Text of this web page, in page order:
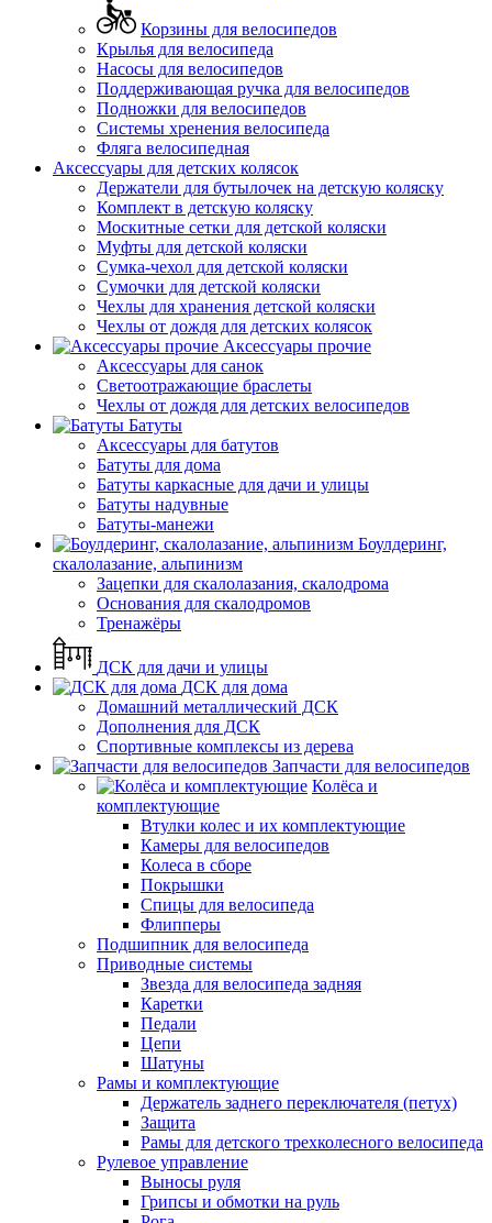
Корзины для велосипедов
Крылья для велосипеда
Насосы для велосипедов
Поддерживающая ручка для велосипедов
Подножки для велосипедов
Системы хренения велосипеда
Фляга велосипедная
Аксессуары для детских колясок
Держатели для бутылочек на детскую коляску
Комплект в детскую коляску
Москитные сетки для детской коляски
Муфты для детской коляски
Сумка-чехол для детской коляски
Сумочки для детской коляски
Чехлы для хранения детской коляски
Чехлы от дождя для детских колясок
Аксессуары прочие
Аксессуары для санок
Светоотражающие браслеты
Чехлы от дождя для детских велосипедов
Батуты
Аксессуары для батутов
Батуты для дома
Батуты каркасные для дачи и улицы
Батуты надувные
Батуты-манежи
Боулдеринг,
скалолазание, альпинизм
Зацепки для скалолазания, скалодрома
Основания для скалодромов
Тренажёры
ДСК для дачи и улицы
ДСК для дома
Домашний металлический ДСК
Дополнения для ДСК
Спортивные комплексы из дерева
Запчасти для велосипедов
Колёса и
комплектующие
Втулки колес и их комплектующие
Камеры для велосипедов
Колеса в сборе
Покрышки
Спицы для велосипеда
Флипперы
Подшипник для велосипеда
Приводные системы
Звезда для велосипеда задняя
Каретки
Педали
Цепи
Шатуны
Рамы и комплектующие
Держатель заднего переключателя (петух)
Защита
Рамы для детского трехколесного велосипеда
Рулевое управление
Выносы руля
Грипсы и обмотки на руль